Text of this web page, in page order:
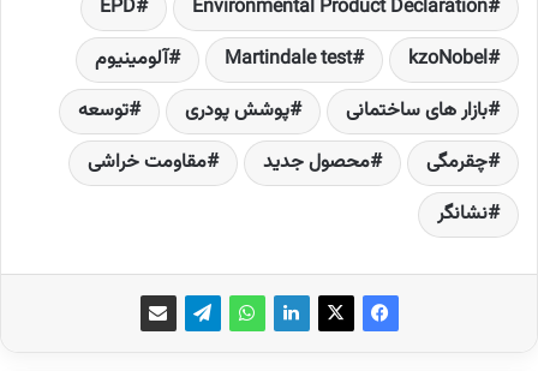
Environmental Product Declaration
EPD
kzoNobel
Martindale test
آلومینیوم
بازار های ساختمانی
پوشش پودری
توسعه‌
چقرمگی
محصول جدید
مقاومت خراشی
نشانگر